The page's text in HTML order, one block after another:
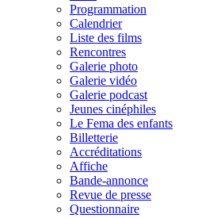
Programmation
Calendrier
Liste des films
Rencontres
Galerie photo
Galerie vidéo
Galerie podcast
Jeunes cinéphiles
Le Fema des enfants
Billetterie
Accréditations
Affiche
Bande-annonce
Revue de presse
Questionnaire